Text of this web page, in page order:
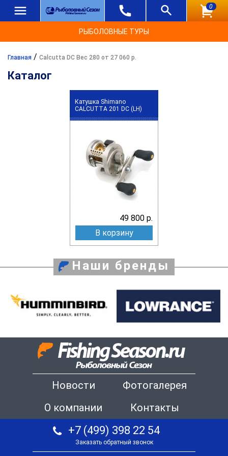
0
РЫБОЛОВНЫЕ ТУРЫ
Главная / Calcutta DC Вес 280 от 27 060 р.
Каталог
Катушка Shimano
CALCUTTA 201 DC (LH)
49 800 р.
В корзину
Наши бренды
Новости
Фотогалерея
О компании
Контакты
+7 (499) 398 22 54
Заказать обратный звонок